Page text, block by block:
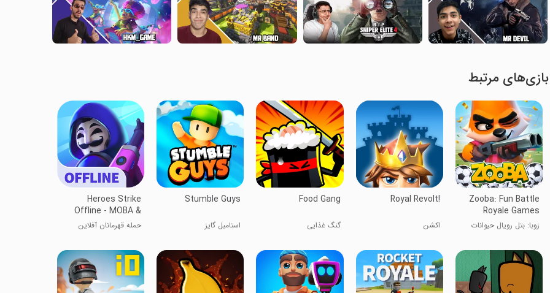
بازی‌های مرتبط
Zooba: Fun Battle
Royale Games
زوبا: بتل رویال حیوانات
Royal Revolt!
اکشن
Food Gang
گنگ غذایی
Stumble Guys
استامبل گایز
Heroes Strike
Offline - MOBA &
حمله قهرمانان آفلاین